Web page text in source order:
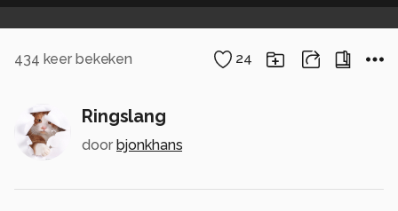
434 keer bekeken 24
Ringslang
door bjonkhans